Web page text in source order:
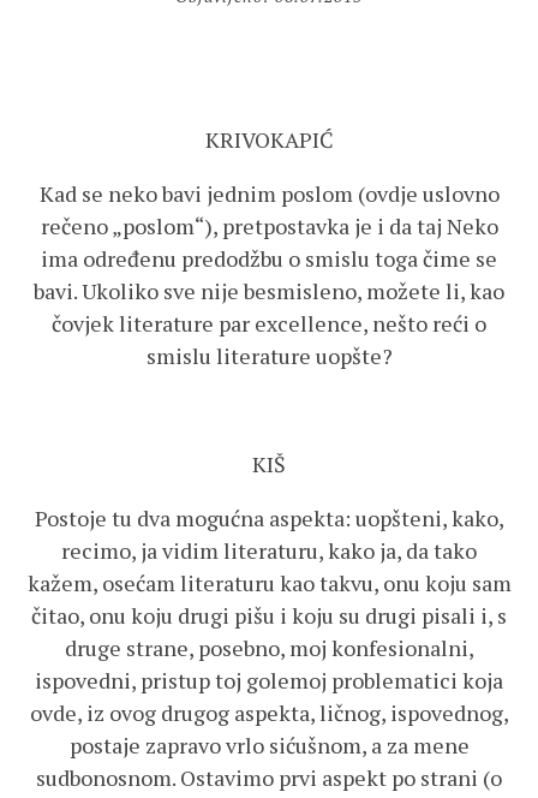
KRIVOKAPIĆ
Kad se neko bavi jednim poslom (ovdje uslovno
rečeno „poslom“), pretpostavka je i da taj Neko
ima određenu predodžbu o smislu toga čime se
bavi. Ukoliko sve nije besmisleno, možete li, kao
čovjek literature par excellence, nešto reći o
smislu literature uopšte?
KIŠ
Postoje tu dva mogućna aspekta: uopšteni, kako,
recimo, ja vidim literaturu, kako ja, da tako
kažem, osećam literaturu kao takvu, onu koju sam
čitao, onu koju drugi pišu i koju su drugi pisali i, s
druge strane, posebno, moj konfesionalni,
ispovedni, pristup toj golemoj problematici koja
ovde, iz ovog drugog aspekta, ličnog, ispovednog,
postaje zapravo vrlo sićušnom, a za mene
sudbonosnom. Ostavimo prvi aspekt po strani (o